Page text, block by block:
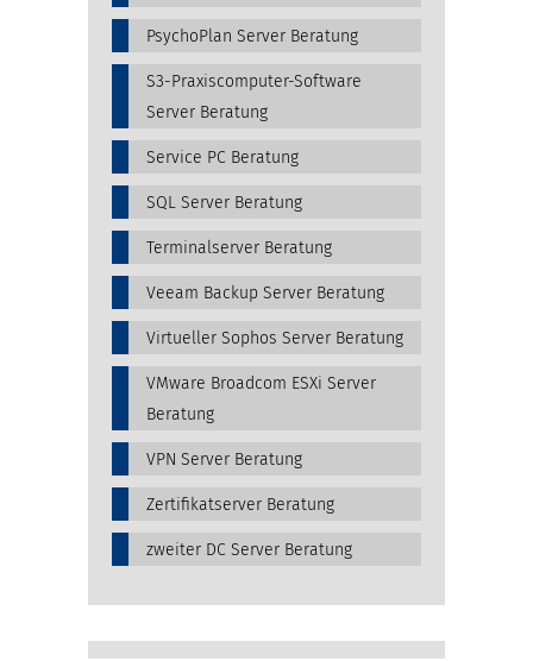
PsychoPlan Server Beratung
S3-Praxiscomputer-Software
Server Beratung
Service PC Beratung
SQL Server Beratung
Terminalserver Beratung
Veeam Backup Server Beratung
Virtueller Sophos Server Beratung
VMware Broadcom ESXi Server
Beratung
VPN Server Beratung
Zertifikatserver Beratung
zweiter DC Server Beratung